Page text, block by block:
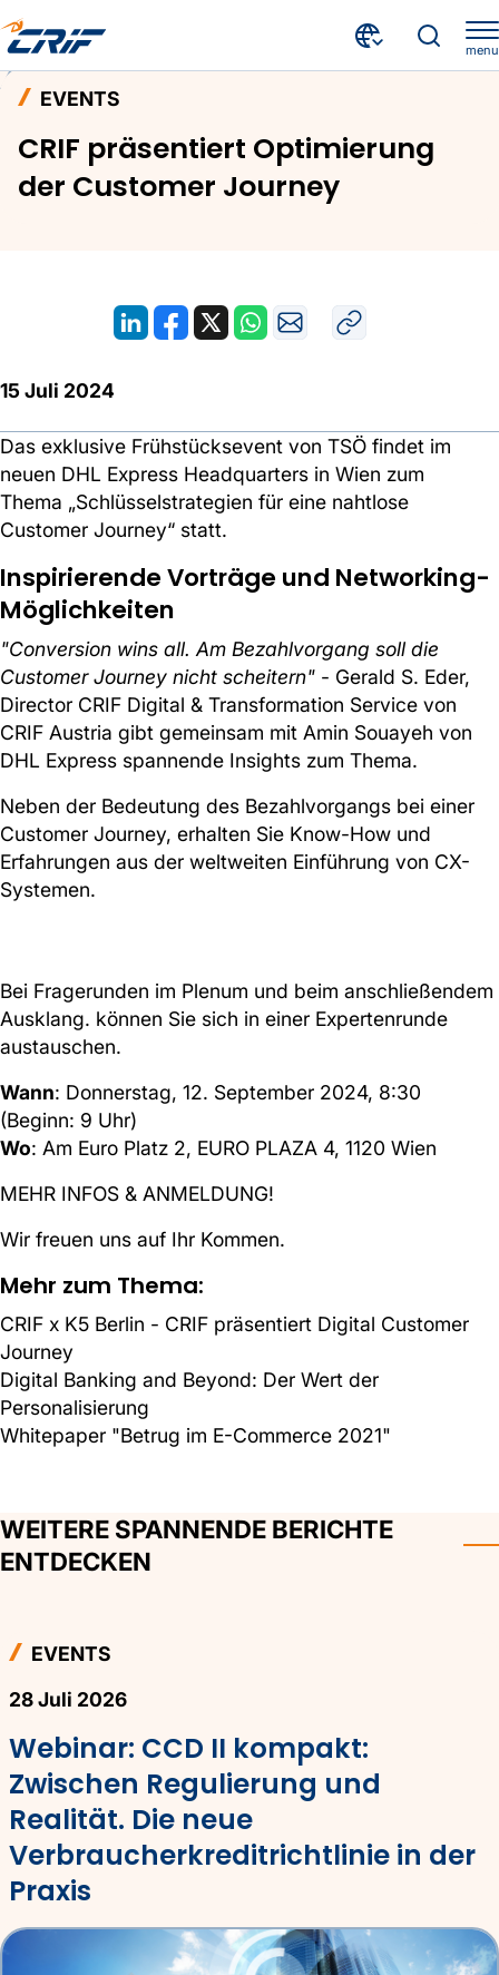
menu
EVENTS
CRIF präsentiert Optimierung
der Customer Journey
15 Juli 2024
Das exklusive Frühstücksevent von TSÖ findet im
neuen DHL Express Headquarters in Wien zum
Thema „Schlüsselstrategien für eine nahtlose
Customer Journey“ statt.
Inspirierende Vorträge und Networking-
Möglichkeiten
"Conversion wins all. Am Bezahlvorgang soll die
Customer Journey nicht scheitern" - Gerald S. Eder,
Director CRIF Digital & Transformation Service von
CRIF Austria gibt gemeinsam mit Amin Souayeh von
DHL Express spannende Insights zum Thema.
Neben der Bedeutung des Bezahlvorgangs bei einer
Customer Journey, erhalten Sie Know-How und
Erfahrungen aus der weltweiten Einführung von CX-
Systemen.
Bei Fragerunden im Plenum und beim anschließendem
Ausklang. können Sie sich in einer Expertenrunde
austauschen.
Wann: Donnerstag, 12. September 2024, 8:30
(Beginn: 9 Uhr)
Wo: Am Euro Platz 2, EURO PLAZA 4, 1120 Wien
MEHR INFOS & ANMELDUNG!
Wir freuen uns auf Ihr Kommen.
Mehr zum Thema:
CRIF x K5 Berlin - CRIF präsentiert Digital Customer
Journey
Digital Banking and Beyond: Der Wert der
Personalisierung
Whitepaper "Betrug im E-Commerce 2021"
WEITERE SPANNENDE BERICHTE
ENTDECKEN
EVENTS
28 Juli 2026
Webinar: CCD II kompakt:
Zwischen Regulierung und
Realität. Die neue
Verbraucherkreditrichtlinie in der
Praxis